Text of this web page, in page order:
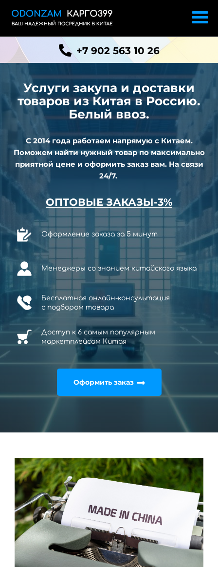
+7 902 563 10 26
Услуги закупа и доставки
товаров из Китая в Россию.
Белый ввоз.
С 2014 года работаем напрямую с Китаем.
Поможем найти нужный товар по максимально
приятной цене и оформить заказ вам. На связи
24/7.
ОПТОВЫЕ ЗАКАЗЫ-3%
Оформление заказа за 5 минут
Менеджеры со знанием китайского языка
Бесплатная онлайн-консультация
с подбором товара
Доступ к 6 самым популярным
маркетплейсам Китая
Оформить заказ